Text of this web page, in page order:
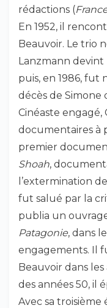
rédactions (
En 1952, il
Beauvoir. Le trio
Lanzmann devint
puis, en 1986,
décès de Simone
Cinéaste
documentaires à
premier
Shoah,
l’extermination
fut salué par la
publia un
Patagonie, dans
engagements. Il
Beauvoir dans
des années 50, il
Avec sa troisième